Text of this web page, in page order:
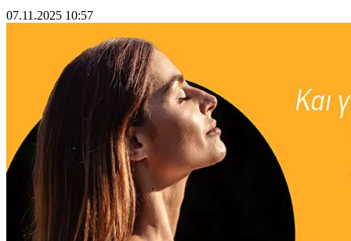
07.11.2025 10:57